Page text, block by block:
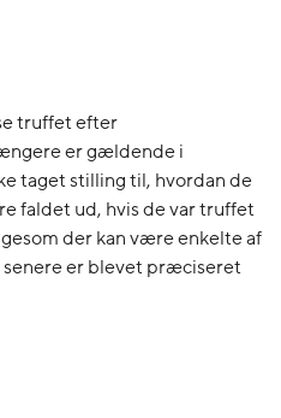
truffet efter
er gældende i
taget stilling til, hvordan de
faldet ud, hvis de var truffet
der kan være enkelte af
senere er blevet præciseret